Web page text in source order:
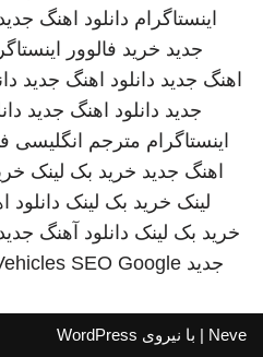
اینستاگرام دانلود اهنگ
جدید خرید فالوور
اهنگ جدید دانلود اهنگ جدید
جدید دانلود اهنگ جدید
اینستاگرام مترجم انگلیسی
اهنگ جدید خرید بک لینک
لینک خرید بک لینک دانلود
خرید بک لینک دانلود آهنگ
جدید SEO Google
Neve | با نیروی WordPress